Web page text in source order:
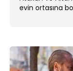
evin ortasına